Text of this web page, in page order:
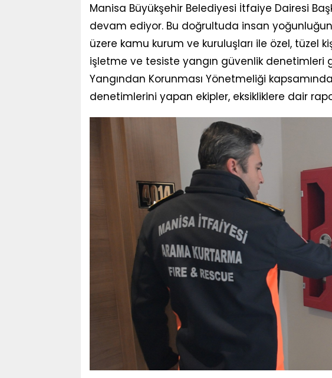
Manisa Büyükşehir Belediyesi İtfaiye Dairesi
devam ediyor. Bu doğrultuda insan
üzere kamu kurum ve kuruluşları ile özel, tüzel
işletme ve tesiste yangın güvenlik denetimleri
Yangından Korunması Yönetmeliği
denetimlerini yapan ekipler, eksikliklere dair